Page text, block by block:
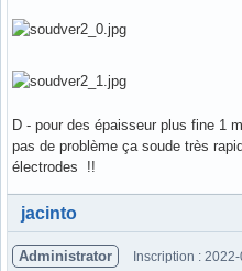
D - pour des épaisseur plus fine 1
pas de problème ça soude très
électrodes !!
Hors ligne
jacinto
Administrator Inscription :